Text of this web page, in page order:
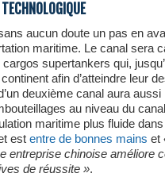
maritime. Le canal sera
supertankers qui,
afin d’atteindre leur
deuxième canal aura aussi
au niveau du
maritime plus fluide dans
est entre de bonnes mains et
entreprise chinoise améliore
de réussite ».